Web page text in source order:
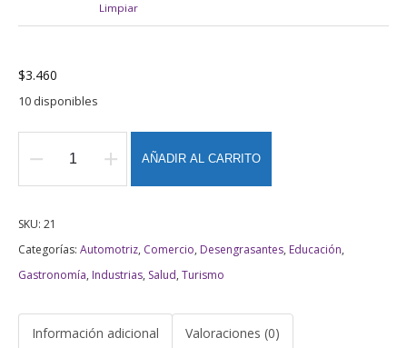
Limpiar
$3.460
10 disponibles
Desengrasante
Ultra
cantidad
AÑADIR AL CARRITO
SKU: 21
Categorías: Automotriz, Comercio, Desengrasantes, Educación,
Gastronomía, Industrias, Salud, Turismo
Información adicional Valoraciones (0)